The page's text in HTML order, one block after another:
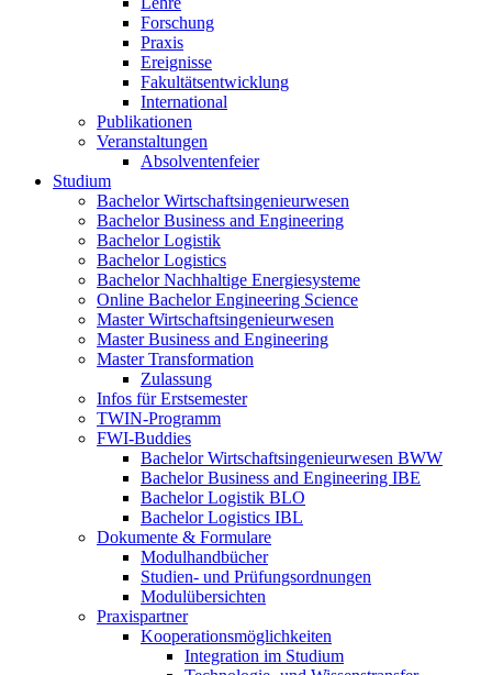
Forschung
Praxis
Ereignisse
Fakultätsentwicklung
International
Publikationen
Veranstaltungen
Absolventenfeier
Studium
Bachelor Wirtschaftsingenieurwesen
Bachelor Business and Engineering
Bachelor Logistik
Bachelor Logistics
Bachelor Nachhaltige Energiesysteme
Online Bachelor Engineering Science
Master Wirtschaftsingenieurwesen
Master Business and Engineering
Master Transformation
Zulassung
Infos für Erstsemester
TWIN-Programm
FWI-Buddies
Bachelor Wirtschaftsingenieurwesen BWW
Bachelor Business and Engineering IBE
Bachelor Logistik BLO
Bachelor Logistics IBL
Dokumente & Formulare
Modulhandbücher
Studien- und Prüfungsordnungen
Modulübersichten
Praxispartner
Kooperationsmöglichkeiten
Integration im Studium